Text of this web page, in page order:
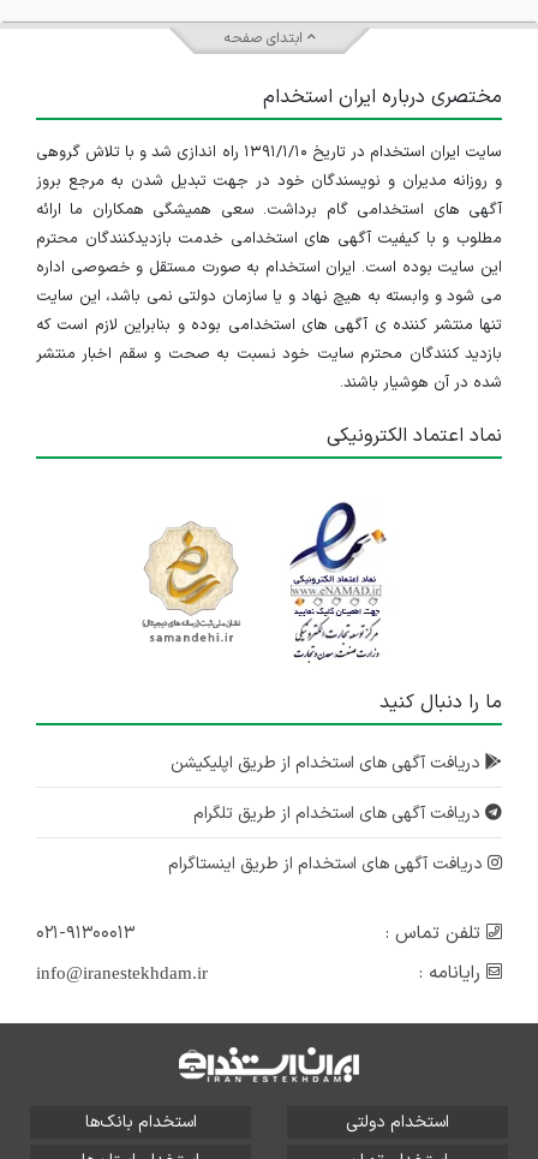
ابتدای صفحه
مختصری درباره ایران استخدام
سایت ایران استخدام در تاریخ ۱۳۹۱/۱/۱۰ راه اندازی شد و با تلاش گروهی
و روزانه مدیران و نویسندگان خود در جهت تبدیل شدن به مرجع بروز
آگهی های استخدامی گام برداشت. سعی همیشگی همکاران ما ارائه
مطلوب و با کیفیت آگهی های استخدامی خدمت بازدیدکنندگان محترم
این سایت بوده است. ایران استخدام به صورت مستقل و خصوصی اداره
می شود و وابسته به هیچ نهاد و یا سازمان دولتی نمی باشد، این سایت
تنها منتشر کننده ی آگهی های استخدامی بوده و بنابراین لازم است که
بازدید کنندگان محترم سایت خود نسبت به صحت و سقم اخبار منتشر
شده در آن هوشیار باشند.
نماد اعتماد الکترونیکی
ما را دنبال کنید
دریافت آگهی های استخدام از طریق اپلیکیشن
دریافت آگهی های استخدام از طریق تلگرام
دریافت آگهی های استخدام از طریق اینستاگرام
تلفن تماس :
۰۲۱-۹۱۳۰۰۰۱۳
رایانامه :
info@iranestekhdam.ir
استخدام دولتی
استخدام بانک‌ها